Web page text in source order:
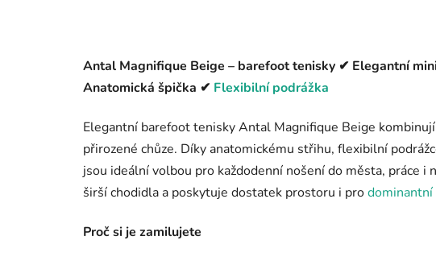
Antal Magnifique Beige – barefoot tenisky ✔ Elegantní
Anatomická špička ✔ Flexibilní podrážka
Elegantní barefoot tenisky Antal Magnifique Beige
přirozené chůze. Díky anatomickému střihu, flexibilní
jsou ideální volbou pro každodenní nošení do města, práce i
širší chodidla a poskytuje dostatek prostoru i prodominantní
Proč si je zamilujete